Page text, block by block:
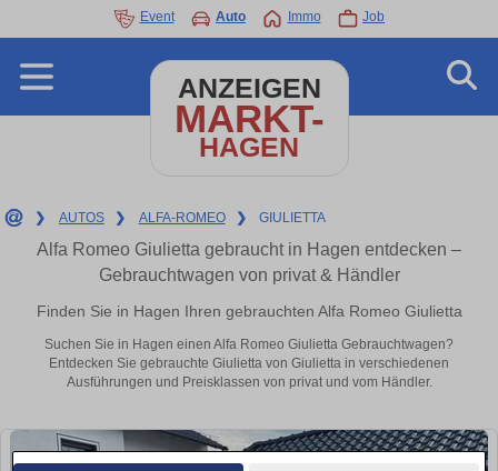
Event Auto Immo Job
ANZEIGEN
MARKT-
HAGEN
❯ AUTOS ❯ ALFA-ROMEO ❯ GIULIETTA
Alfa Romeo Giulietta gebraucht in Hagen entdecken –
Gebrauchtwagen von privat & Händler
Finden Sie in Hagen Ihren gebrauchten Alfa Romeo Giulietta
Suchen Sie in Hagen einen Alfa Romeo Giulietta Gebrauchtwagen?
Entdecken Sie gebrauchte Giulietta von Giulietta in verschiedenen
Ausführungen und Preisklassen von privat und vom Händler.